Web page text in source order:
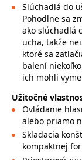
Slúchadlá do
Pohodlne sa
ako slúchadlá
ucha, takže
ktoré sa
balení
ich mohli
Užitočné
Ovládanie
alebo priamo
Skladacia
kompaktnej